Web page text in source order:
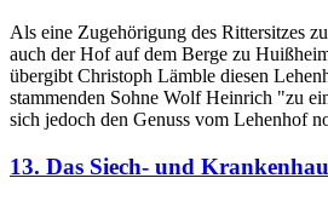
Als eine Zugehörigung des Rittersitzes
auch der Hof auf dem Berge zu
übergibt Christoph Lämble diesen
stammenden Sohne Wolf Heinrich "zu
sich jedoch den Genuss vom Lehen­hof
13. Das Siech- und